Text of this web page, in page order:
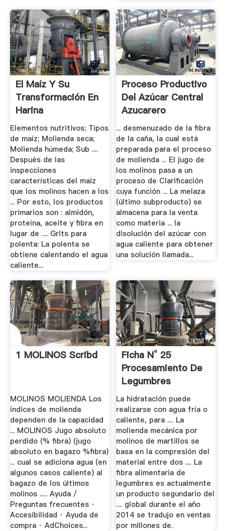
El Maíz Y Su
Transformación En
Harina
Elementos nutritivos; Tipos
de maíz; Molienda seca;
Molienda húmeda; Sub ....
Después de las
inspecciones
características del maiz
que los molinos hacen a los
... Por esto, los productos
primarios son : almidón,
proteína, aceite y fibra en
lugar de .... Grits para
polenta: La polenta se
obtiene calentando el agua
caliente...
Proceso Productivo
Del Azúcar Central
Azucarero
Portuguesa.
... desmenuzado de la fibra
de la caña, la cual está
preparada para el proceso
de molienda ... El jugo de
los molinos pasa a un
proceso de Clarificación
cuya función ... La melaza
(último subproducto) se
almacena para la venta
como materia ... la
disolución del azúcar con
agua caliente para obtener
una solución llamada...
1 MOLINOS Scribd
MOLINOS MOLIENDA Los
índices de molienda
dependen de la capacidad
... MOLINOS Jugo absoluto
perdido (% fibra) (jugo
absoluto en bagazo %fibra)
... cual se adiciona agua (en
algunos casos caliente) al
bagazo de los últimos
molinos ..... Ayuda /
Preguntas frecuentes ·
Accesibilidad · Ayuda de
compra · AdChoices...
Ficha N° 25
Procesamiento De
Legumbres
Alimentos.
La hidratación puede
realizarse con agua fría o
caliente, para .... La
molienda mecánica por
molinos de martillos se
basa en la compresión del
material entre dos .... La
fibra alimentaria de
legumbres es actualmente
un producto segundario del
.... global durante el año
2014 se tradujo en ventas
por millones de.